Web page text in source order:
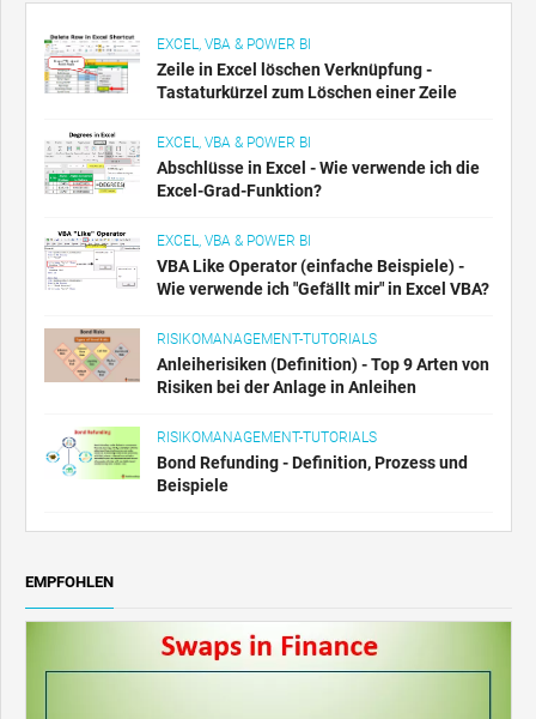
EXCEL, VBA & POWER BI
Zeile in Excel löschen Verknüpfung -
Tastaturkürzel zum Löschen einer Zeile
EXCEL, VBA & POWER BI
Abschlüsse in Excel - Wie verwende ich die
Excel-Grad-Funktion?
EXCEL, VBA & POWER BI
VBA Like Operator (einfache Beispiele) -
Wie verwende ich "Gefällt mir" in Excel VBA?
RISIKOMANAGEMENT-TUTORIALS
Anleiherisiken (Definition) - Top 9 Arten von
Risiken bei der Anlage in Anleihen
RISIKOMANAGEMENT-TUTORIALS
Bond Refunding - Definition, Prozess und
Beispiele
EMPFOHLEN